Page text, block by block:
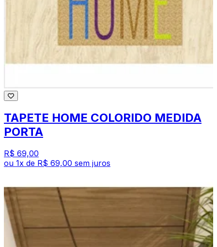
TAPETE HOME COLORIDO MEDIDA
PORTA
R$ 69,00
ou 1x de R$ 69,00 sem juros